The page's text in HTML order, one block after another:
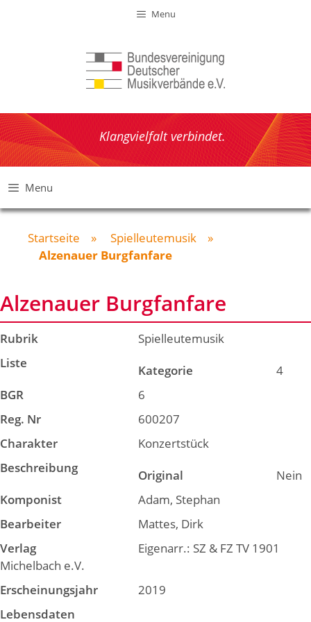
Menu
Klangvielfalt verbindet.
Menu
Startseite » Spielleutemusik »
Alzenauer Burgfanfare
Alzenauer Burgfanfare
Rubrik
Spielleutemusik
Liste
Kategorie
4
BGR
6
Reg. Nr
600207
Charakter
Konzertstück
Beschreibung
Original
Nein
Komponist
Adam, Stephan
Bearbeiter
Mattes, Dirk
Verlag
Eigenarr.: SZ & FZ TV 1901
Michelbach e.V.
Erscheinungsjahr
2019
Lebensdaten